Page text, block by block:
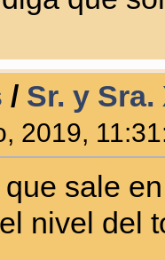
/ Sr. y
2019,
sale
nivel del